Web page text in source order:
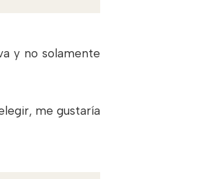
y no solamente
me gustaría